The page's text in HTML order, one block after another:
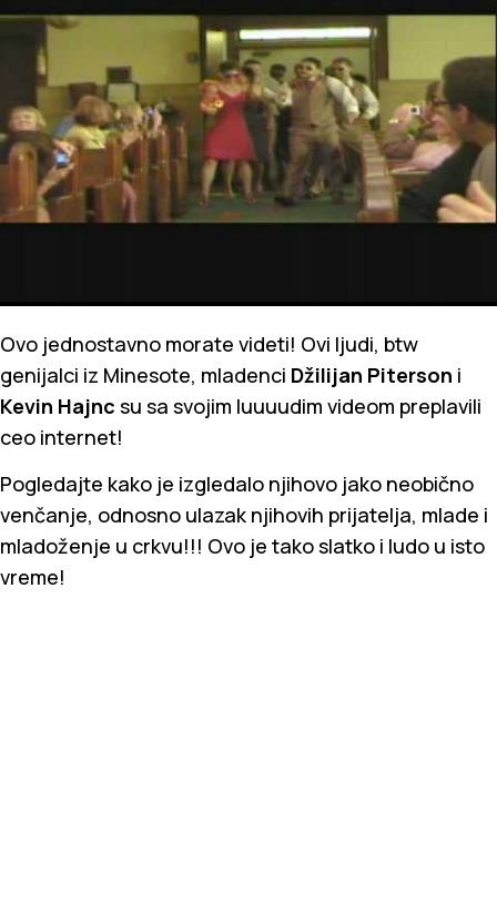
Ovo jednostavno morate videti! Ovi ljudi, btw
genijalci iz Minesote, mladenci Džilijan Piterson i
Kevin Hajnc su sa svojim luuuudim videom preplavili
ceo internet!
Pogledajte kako je izgledalo njihovo jako neobično
venčanje, odnosno ulazak njihovih prijatelja, mlade i
mladoženje u crkvu!!! Ovo je tako slatko i ludo u isto
vreme!